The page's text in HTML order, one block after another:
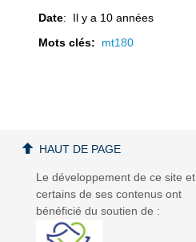
Date: Il y a 10 années
Mots clés: mt180
Le développement de ce site et
certains de ses contenus ont
bénéficié du soutien de :
HAUT DE PAGE